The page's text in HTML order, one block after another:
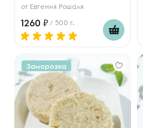
от Евгения Рошаля
1260 / 500 г.
Заморозка